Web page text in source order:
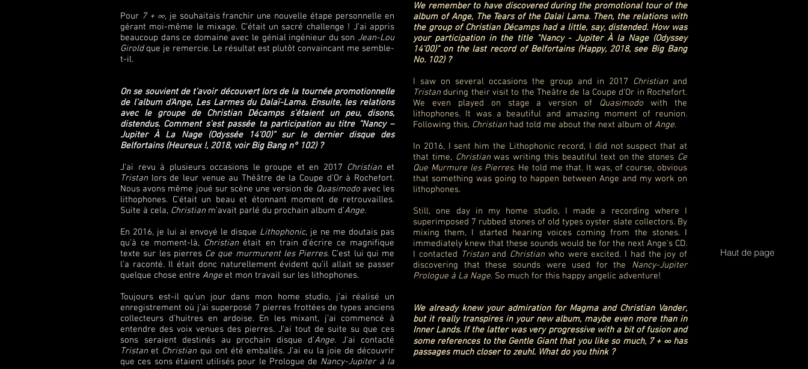
Haut de page
Pour 7 + ∞, je souhaitais franchir une nouvelle étape personnelle en
gérant moi-même le mixage. C’était un sacré challenge ! J’ai appris
beaucoup dans ce domaine avec le génial ingénieur du son Jean-Lou
Giroldque je remercie. Le résultat est plutôt convaincant me semble-
t-il.
On se souvient de t’avoir découvert lors de la tournée promotionnelle
de l’album d’Ange, Les Larmes du Dalaï-Lama. Ensuite, les relations
avec le groupe de Christian Décamps s’étaient un peu, disons,
distendus. Comment s’est passée ta participation au titre “Nancy –
Jupiter À La Nage (Odyssée 14’00)” sur le dernier disque des
Belfortains (Heureux !, 2018, voir Big Bang n° 102) ?
J’ai revu à plusieurs occasions le groupe et en 2017 Christian et
Tristan lors de leur venue au Théâtre de la Coupe d’Or à Rochefort.
Nous avons même joué sur scène une version de Quasimodoavec les
lithophones. C’était un beau et étonnant moment de retrouvailles.
Suite à cela, Christian m’avait parlé du prochain album d’Ange.
En 2016, je lui ai envoyé le disque Lithophonic, je ne me doutais pas
qu’à ce moment-là, Christian était en train d’écrire ce magnifique
texte sur les pierres Ce que murmurent les Pierres. C’est lui qui me
l’a raconté. Il était donc naturellement évident qu’il allait se passer
quelque chose entre Ange et mon travail sur les lithophones.
Toujours est-il qu’un jour dans mon home studio, j’ai réalisé un
enregistrement où j’ai superposé 7 pierres frottées de types anciens
collecteurs d’huitres en ardoise. En les mixant, j’ai commencé à
entendre des voix venues des pierres. J’ai tout de suite su que ces
sons seraient destinés au prochain disque d’Ange. J’ai contacté
Tristan et Christian qui ont été emballés. J’ai eu la joie de découvrir
que ces sons étaient utilisés pour le Prologue de Nancy-Jupiter à la
We remember to have discovered during the promotional tour of the
album of Ange, The Tears of the Dalai Lama. Then, the relations with
the group of Christian Décamps had a little, say, distended. How was
your participation in the title "Nancy - Jupiter À la Nage (Odyssey
14'00)" on the last record of Belfortains (Happy, 2018, see Big Bang
No. 102) ?
I saw on several occasions the group and in 2017 Christianand
Tristan during their visit to the Theâtre de la Coupe d'Or in Rochefort.
We even played on stage a version of Quasimodo with the
lithophones. It was a beautiful and amazing moment of reunion.
Following this, Christian had told me about the next album of Ange.
In 2016, I sent him the Lithophonic record, I did not suspect that at
that time, Christianwas writing this beautiful text on the stones Ce
Que Murmure les Pierres. He told me that. It was, of course, obvious
that something was going to happen between Ange and my work on
lithophones.
Still, one day in my home studio, I made a recording where I
superimposed 7 rubbed stones of old types oyster slate collectors. By
mixing them, I started hearing voices coming from the stones. I
immediately knew that these sounds would be for the next Ange's CD.
I contacted Tristanand Christian who were excited. I had the joy of
discovering that these sounds were used for the Nancy-Jupiter
Prologue à La Nage. So much for this happy angelic adventure!
We already knew your admiration for Magma and Christian Vander,
but it really transpires in your new album, maybe even more than in
Inner Lands. If the latter was very progressive with a bit of fusion and
some references to the Gentle Giant that you like so much, 7 + ∞ has
passages much closer to zeuhl. What do you think ?